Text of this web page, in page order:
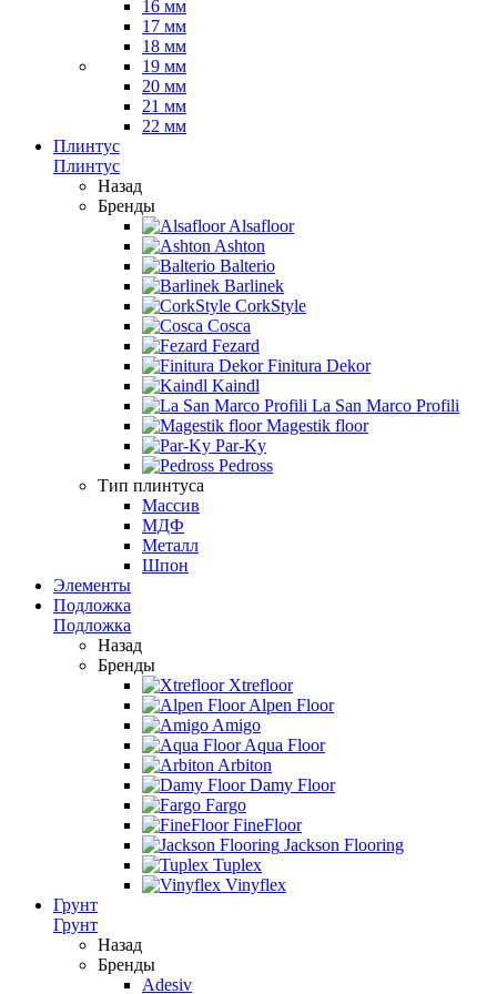
16 мм
17 мм
18 мм
19 мм
20 мм
21 мм
22 мм
Плинтус
Плинтус
Назад
Бренды
Alsafloor
Ashton
Balterio
Barlinek
CorkStyle
Cosca
Fezard
Finitura Dekor
Kaindl
La San Marco Profili
Magestik floor
Par-Ky
Pedross
Тип плинтуса
Массив
МДФ
Металл
Шпон
Элементы
Подложка
Подложка
Назад
Бренды
Xtrefloor
Alpen Floor
Amigo
Aqua Floor
Arbiton
Damy Floor
Fargo
FineFloor
Jackson Flooring
Tuplex
Vinyflex
Грунт
Грунт
Назад
Бренды
Adesiv